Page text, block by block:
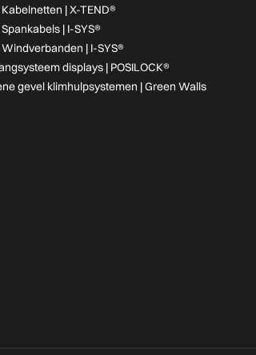
Kabelnetten | X-TEND®
Spankabels | I-SYS®
Windverbanden | I-SYS®
displays | POSILOCK®
gevel klimhulpsystemen | Green Walls